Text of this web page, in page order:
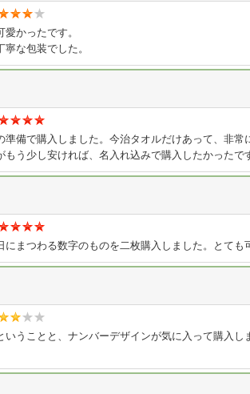
かったです。
な包装でした。
準備で購入しました。今治タオルだけあって、非
もう少し安ければ、名入れ込みで購入したかったで
にまつわる数字のものを二枚購入しました。とて
いうことと、ナンバーデザインが気に入って購入